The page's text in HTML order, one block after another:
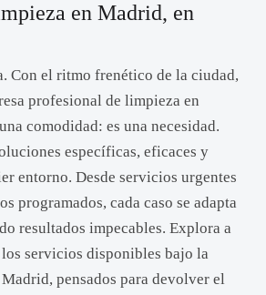
en Madrid, en
Con el ritmo frenético de la ciudad,
profesional de limpieza en
comodidad: es una necesidad.
específicas, eficaces y
entorno. Desde servicios urgentes
programados, cada caso se adapta
resultados impecables. Explora a
servicios disponibles bajo la
pensados para devolver el